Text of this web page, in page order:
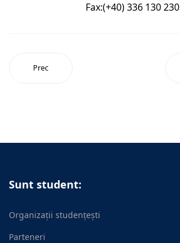
Fax:(+40) 336 130 230
Prec
Sunt student:
Organizații studențești
Parteneri